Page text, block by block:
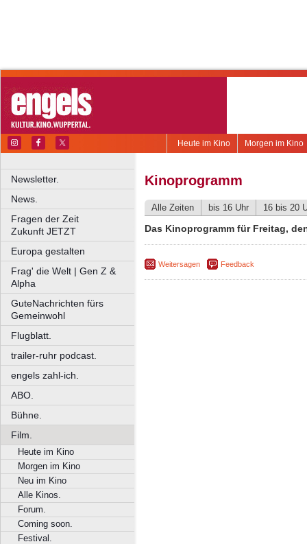
Morgen im Kino
Heute im Kino
Newsletter.
News.
Fragen der Zeit
Zukunft JETZT
Europa gestalten
Frag' die Welt | Gen Z &
Alpha
GuteNachrichten fürs
Gemeinwohl
Flugblatt.
trailer-ruhr podcast.
engels zahl-ich.
ABO.
Bühne.
Film.
Heute im Kino
Morgen im Kino
Neu im Kino
Alle Kinos.
Forum.
Coming soon.
Festival.
Kinoprogramm
Alle Zeiten bis 16 Uhr 16 bis 20
Das Kinoprogramm für Freitag,
Weitersagen Feedback